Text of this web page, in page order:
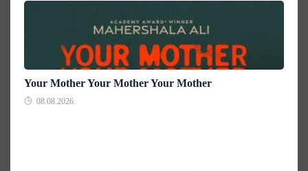
Your Mother Your Mother Your Mother
08.08.2026.